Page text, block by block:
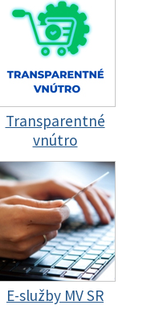
Transparentné
vnútro
E-služby MV SR